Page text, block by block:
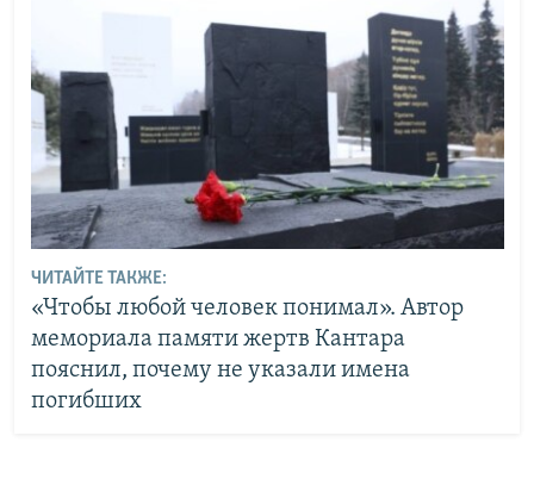
ЧИТАЙТЕ ТАКЖЕ:
«Чтобы любой человек понимал». Автор
мемориала памяти жертв Кантара
пояснил, почему не указали имена
погибших